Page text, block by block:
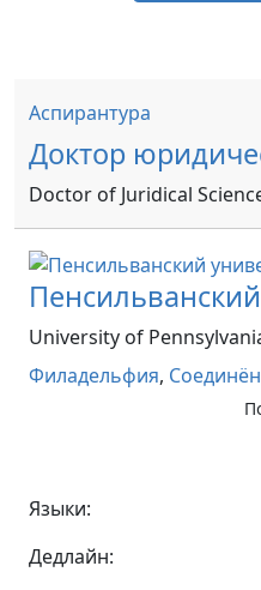
Аспирантура
Доктор
Doctor of Juridical
University of
Филадельфия,
Языки:
Дедлайн: